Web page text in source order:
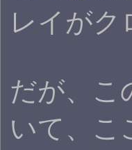
レイがク
だが、こ
いて、こ